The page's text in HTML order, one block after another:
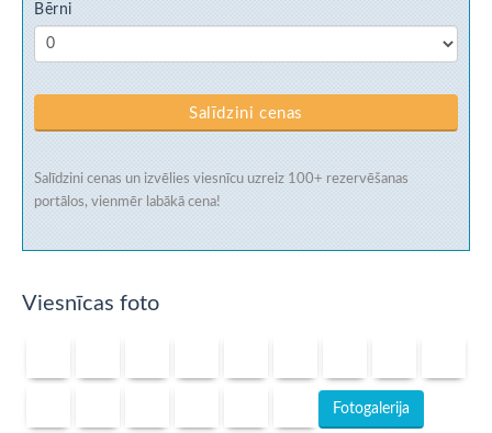
Bērni
Salīdzini cenas
Salīdzini cenas un izvēlies viesnīcu uzreiz 100+ rezervēšanas
portālos, vienmēr labākā cena!
Viesnīcas foto
Fotogalerija